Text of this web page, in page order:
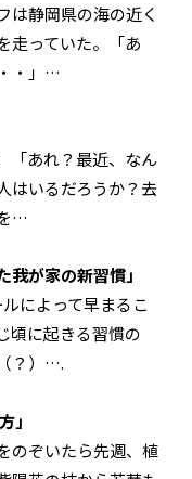
は静岡県の海の近く
走っていた。「あ
・」…
「あれ？最近、なん
はいるだろうか？去
…
が家の新習慣」
によって早まるこ
頃に起きる習慣の
？）….
」
のぞいたら先週、植